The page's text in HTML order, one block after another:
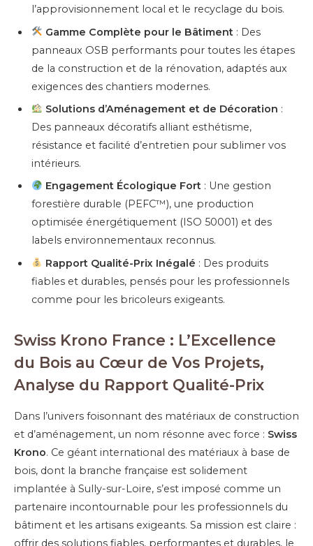
l’approvisionnement local et le recyclage du bois.
Gamme Complète pour le Bâtiment : Des
panneaux OSB performants pour toutes les étapes
de la construction et de la rénovation, adaptés aux
exigences des chantiers modernes.
Solutions d’Aménagement et de Décoration :
Des panneaux décoratifs alliant esthétisme,
résistance et facilité d’entretien pour sublimer vos
intérieurs.
Engagement Écologique Fort : Une gestion
forestière durable (PEFC™), une production
optimisée énergétiquement (ISO 50001) et des
labels environnementaux reconnus.
Rapport Qualité-Prix Inégalé : Des produits
fiables et durables, pensés pour les professionnels
comme pour les bricoleurs exigeants.
Swiss Krono France : L’Excellence
du Bois au Cœur de Vos Projets,
Analyse du Rapport Qualité-Prix
Dans l’univers foisonnant des matériaux de construction
et d’aménagement, un nom résonne avec force : Swiss
Krono. Ce géant international des matériaux à base de
bois, dont la branche française est solidement
implantée à Sully-sur-Loire, s’est imposé comme un
partenaire incontournable pour les professionnels du
bâtiment et les artisans exigeants. Sa mission est claire :
offrir des solutions fiables, performantes et durables, le